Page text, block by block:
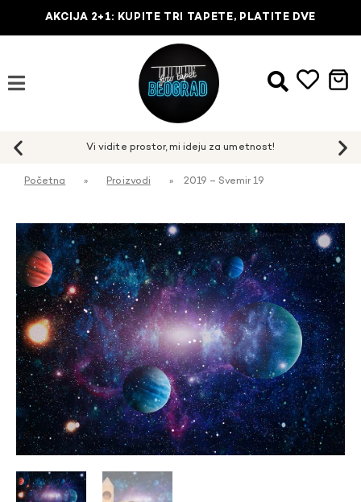
AKCIJA 2+1: KUPITE TRI TAPETE, PLATITE DVE
Početna » Proizvodi » 2019 – Svemir 19